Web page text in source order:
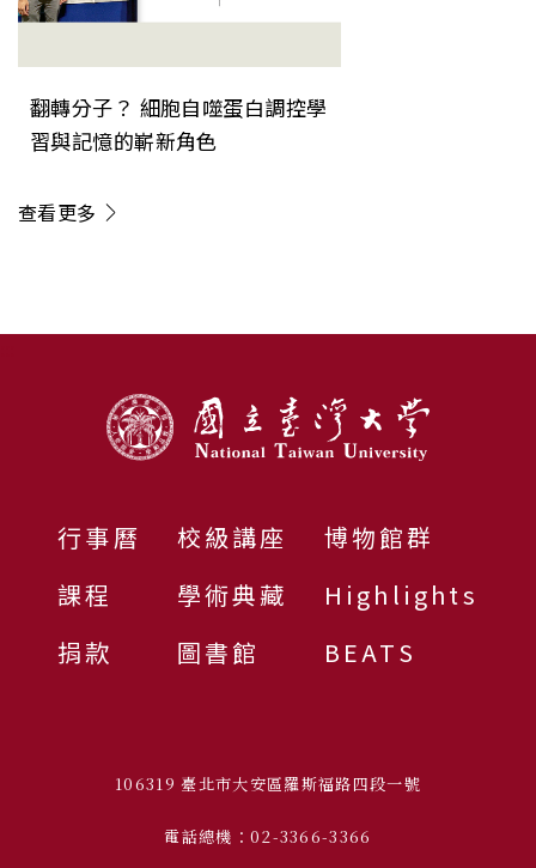
翻轉分子？ 細胞自噬蛋白調控學
習與記憶的嶄新角色
查看更多
行事曆
課程
捐款
校級講座
學術典藏
圖書館
博物館群
Highlights
BEATS
106319 臺北市大安區羅斯福路四段一號
電話總機：02-3366-3366